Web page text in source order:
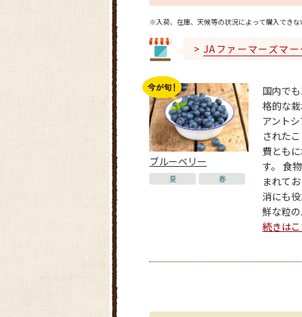
※入荷、在庫、天候等の状況によって購入できな
JAファーマーズマ
ブルーベリー
夏 春
国内で
格的な栽
アント
された
費とも
す。 食
まれて
消にも
鮮な粒の
続きは